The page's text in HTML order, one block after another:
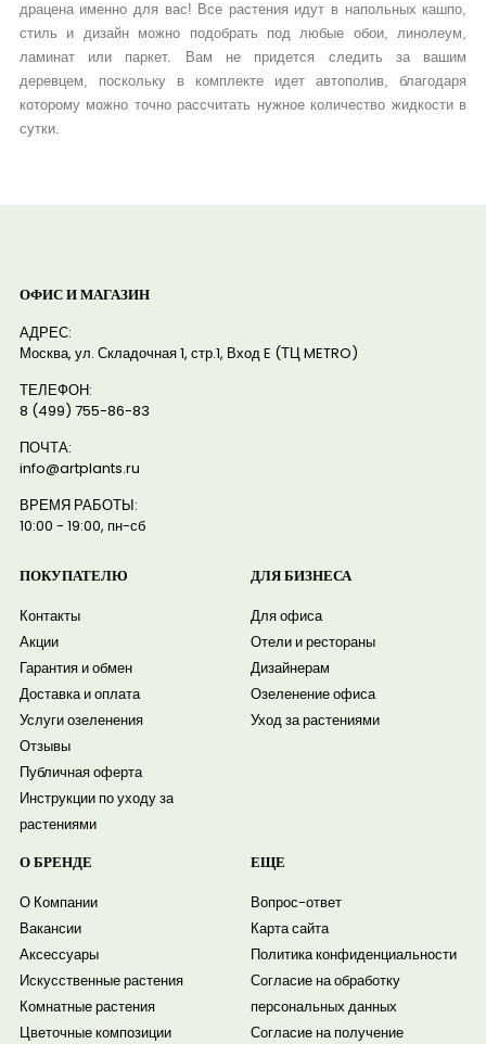
драцена именно для вас! Все растения идут в напольных кашпо,
стиль и дизайн можно подобрать под любые обои, линолеум,
ламинат или паркет. Вам не придется следить за вашим
деревцем, поскольку в комплекте идет автополив, благодаря
которому можно точно рассчитать нужное количество жидкости в
сутки.
ОФИС И МАГАЗИН
АДРЕС:
Москва, ул. Складочная 1, стр.1, Вход E (ТЦ METRO)
ТЕЛЕФОН:
8 (499) 755-86-83
ПОЧТА:
info@artplants.ru
ВРЕМЯ РАБОТЫ:
10:00 - 19:00, пн-сб
ПОКУПАТЕЛЮ
Контакты
Акции
Гарантия и обмен
Доставка и оплата
Услуги озеленения
Отзывы
Публичная оферта
Инструкции по уходу за
растениями
ДЛЯ БИЗНЕСА
Для офиса
Отели и рестораны
Дизайнерам
Озеленение офиса
Уход за растениями
О БРЕНДЕ
О Компании
Вакансии
Аксессуары
Искусственные растения
Комнатные растения
Цветочные композиции
ЕЩЕ
Вопрос-ответ
Карта сайта
Политика конфиденциальности
Согласие на обработку
персональных данных
Согласие на получение